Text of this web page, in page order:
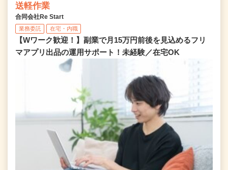
送軽作業
合同会社Re Start
業務委託 在宅・内職
【Wワーク歓迎！】副業で月15万円前後を見込めるフリ
マアプリ出品の運用サポート！未経験／在宅OK